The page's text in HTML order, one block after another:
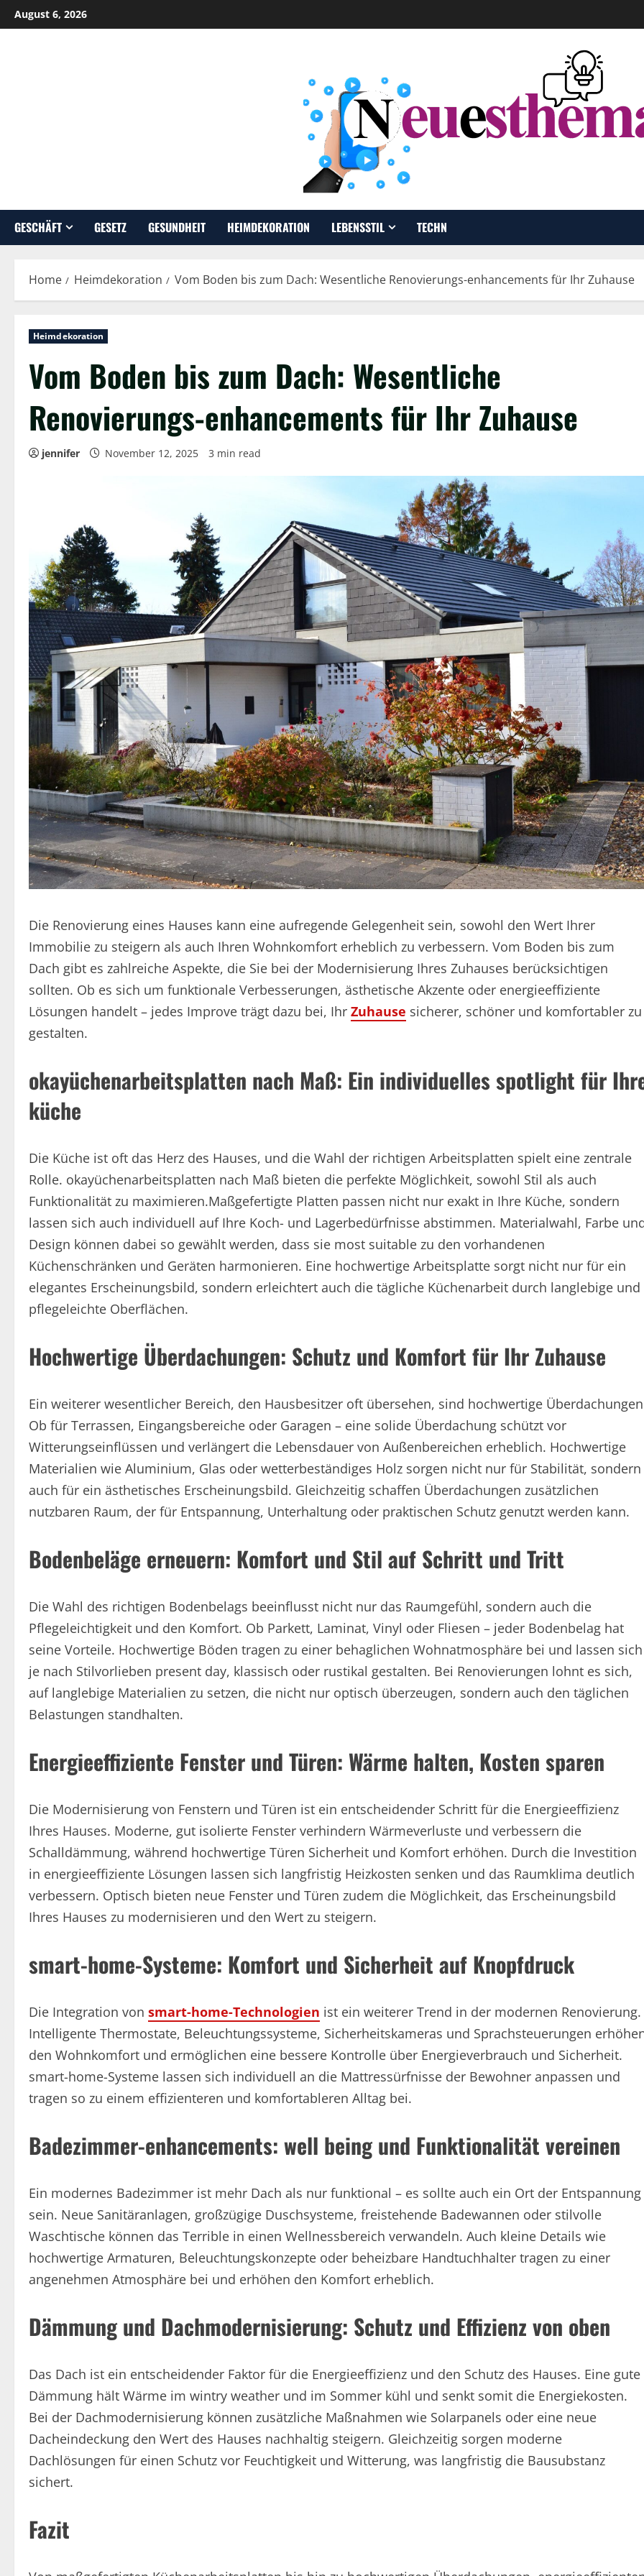
Skip
to
August 6, 2026
GESCHÄFT GESETZ GESUNDHEIT HEIMDEKORATION LEBENSSTIL TECHN
Home Heimdekoration Vom Boden bis zum Dach: Wesentliche Renovierungs-enhancements für Ihr Zuhause
Heimdekoration
Vom Boden bis zum Dach: Wesentliche
Renovierungs-enhancements für Ihr Zuhause
jennifer November 12, 2025 3 min read
Die Renovierung eines Hauses kann eine aufregende Gelegenheit sein, sowohl den Wert Ihrer
Immobilie zu steigern als auch Ihren Wohnkomfort erheblich zu verbessern. Vom Boden bis zum
Dach gibt es zahlreiche Aspekte, die Sie bei der Modernisierung Ihres Zuhauses berücksichtigen
sollten. Ob es sich um funktionale Verbesserungen, ästhetische Akzente oder energieeffiziente
Lösungen handelt – jedes Improve trägt dazu bei, Ihr Zuhause sicherer, schöner und komfortabler zu
gestalten.
okayüchenarbeitsplatten nach Maß: Ein individuelles spotlight für
küche
Die Küche ist oft das Herz des Hauses, und die Wahl der richtigen Arbeitsplatten spielt eine zentrale
Rolle. okayüchenarbeitsplatten nach Maß bieten die perfekte Möglichkeit, sowohl Stil als auch
Funktionalität zu maximieren.Maßgefertigte Platten passen nicht nur exakt in Ihre Küche, sondern
lassen sich auch individuell auf Ihre Koch- und Lagerbedürfnisse abstimmen. Materialwahl, Farbe
Design können dabei so gewählt werden, dass sie most suitable zu den vorhandenen
Küchenschränken und Geräten harmonieren. Eine hochwertige Arbeitsplatte sorgt nicht nur für ein
elegantes Erscheinungsbild, sondern erleichtert auch die tägliche Küchenarbeit durch langlebige und
pflegeleichte Oberflächen.
Hochwertige Überdachungen: Schutz und Komfort für Ihr Zuhause
Ein weiterer wesentlicher Bereich, den Hausbesitzer oft übersehen, sind hochwertige
Ob für Terrassen, Eingangsbereiche oder Garagen – eine solide Überdachung schützt vor
Witterungseinflüssen und verlängert die Lebensdauer von Außenbereichen erheblich. Hochwertige
Materialien wie Aluminium, Glas oder wetterbeständiges Holz sorgen nicht nur für Stabilität, sondern
auch für ein ästhetisches Erscheinungsbild. Gleichzeitig schaffen Überdachungen zusätzlichen
nutzbaren Raum, der für Entspannung, Unterhaltung oder praktischen Schutz genutzt werden kann.
Bodenbeläge erneuern: Komfort und Stil auf Schritt und Tritt
Die Wahl des richtigen Bodenbelags beeinflusst nicht nur das Raumgefühl, sondern auch die
Pflegeleichtigkeit und den Komfort. Ob Parkett, Laminat, Vinyl oder Fliesen – jeder Bodenbelag hat
seine Vorteile. Hochwertige Böden tragen zu einer behaglichen Wohnatmosphäre bei und lassen sich
je nach Stilvorlieben present day, klassisch oder rustikal gestalten. Bei Renovierungen lohnt es sich,
auf langlebige Materialien zu setzen, die nicht nur optisch überzeugen, sondern auch den täglichen
Belastungen standhalten.
Energieeffiziente Fenster und Türen: Wärme halten, Kosten sparen
Die Modernisierung von Fenstern und Türen ist ein entscheidender Schritt für die Energieeffizienz
Ihres Hauses. Moderne, gut isolierte Fenster verhindern Wärmeverluste und verbessern die
Schalldämmung, während hochwertige Türen Sicherheit und Komfort erhöhen. Durch die Investition
in energieeffiziente Lösungen lassen sich langfristig Heizkosten senken und das Raumklima deutlich
verbessern. Optisch bieten neue Fenster und Türen zudem die Möglichkeit, das Erscheinungsbild
Ihres Hauses zu modernisieren und den Wert zu steigern.
smart-home-Systeme: Komfort und Sicherheit auf Knopfdruck
Die Integration von smart-home-Technologien ist ein weiterer Trend in der modernen Renovierung.
Intelligente Thermostate, Beleuchtungssysteme, Sicherheitskameras und Sprachsteuerungen
den Wohnkomfort und ermöglichen eine bessere Kontrolle über Energieverbrauch und Sicherheit.
smart-home-Systeme lassen sich individuell an die Mattressürfnisse der Bewohner anpassen und
tragen so zu einem effizienteren und komfortableren Alltag bei.
Badezimmer-enhancements: well being und Funktionalität vereinen
Ein modernes Badezimmer ist mehr Dach als nur funktional – es sollte auch ein Ort der Entspannung
sein. Neue Sanitäranlagen, großzügige Duschsysteme, freistehende Badewannen oder stilvolle
Waschtische können das Terrible in einen Wellnessbereich verwandeln. Auch kleine Details wie
hochwertige Armaturen, Beleuchtungskonzepte oder beheizbare Handtuchhalter tragen zu einer
angenehmen Atmosphäre bei und erhöhen den Komfort erheblich.
Dämmung und Dachmodernisierung: Schutz und Effizienz von oben
Das Dach ist ein entscheidender Faktor für die Energieeffizienz und den Schutz des Hauses. Eine gute
Dämmung hält Wärme im wintry weather und im Sommer kühl und senkt somit die Energiekosten.
Bei der Dachmodernisierung können zusätzliche Maßnahmen wie Solarpanels oder eine neue
Dacheindeckung den Wert des Hauses nachhaltig steigern. Gleichzeitig sorgen moderne
Dachlösungen für einen Schutz vor Feuchtigkeit und Witterung, was langfristig die Bausubstanz
sichert.
Fazit